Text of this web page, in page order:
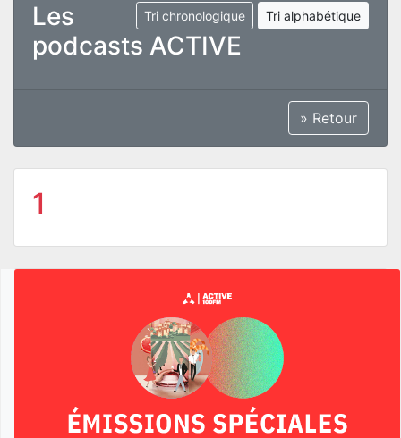
Tri chronologique Tri alphabétique
Les
podcasts ACTIVE
» Retour
1